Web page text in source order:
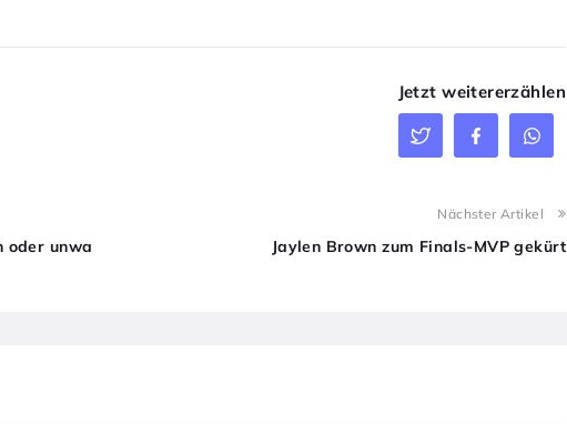
Jetzt weitererzählen
oder unwa
Nächster Artikel
Jaylen Brown zum Finals-MVP gekürt